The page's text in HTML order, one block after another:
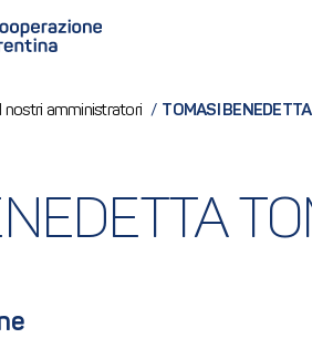
I nostri amministratori / TOMASI BENEDETTA